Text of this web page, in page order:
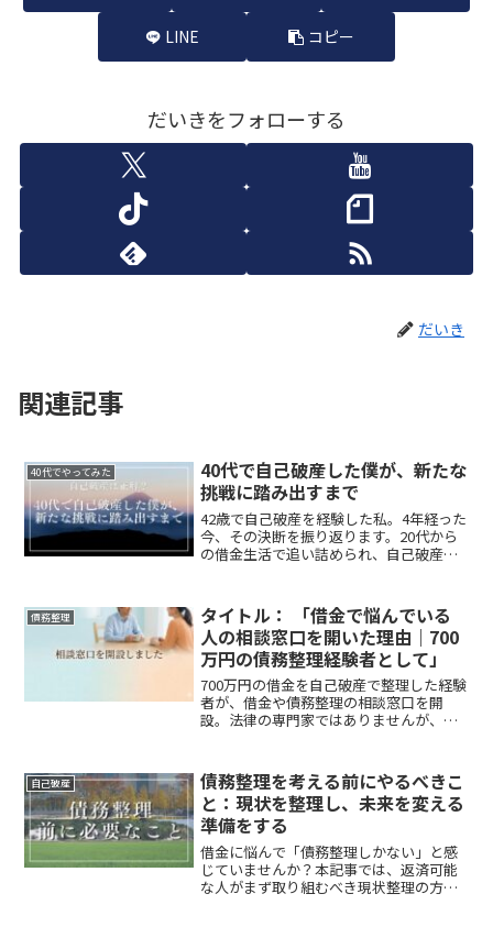
LINE コピー
だいきをフォローする
だいき
関連記事
40代でやってみた
40代で自己破産した僕が、新たな
挑戦に踏み出すまで
42歳で自己破産を経験した私。4年経った
今、その決断を振り返ります。20代から
の借金生活で追い詰められ、自己破産を
ゾートバイトや九州への移住など、新し
い挑戦ができています。自己破産は人そ
れぞれですが、悩んでいる方は専門家に
相談することをおすすめします。40代か
らの再出発、怖がらずに一歩踏み出して
みませんか？きっと新しい道が開けるは
ずです。一緒に頑張りましょう！
債務整理
タイトル： 「借金で悩んでいる
人の相談窓口を開いた理由｜700
万円の債務整理経験者として」
700万円の借金を自己破産で整理した経験
者が、借金や債務整理の相談窓口を開
設。法律の専門家ではありませんが、同
い。
自己破産
債務整理を考える前にやるべきこ
と：現状を整理し、未来を変える
準備をする
借金に悩んで「債務整理しかない」と感
じていませんか？本記事では、返済可能
な人がまず取り組むべき現状整理の方法